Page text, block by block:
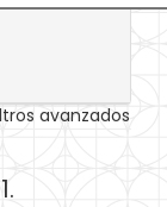
avanzados